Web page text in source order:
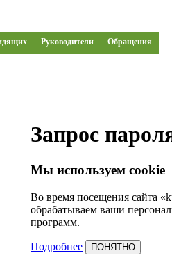
Руководители Обращения
Запрос
Мы используем cookie
Во время посещения сайта
обрабатываем ваши
программ.
Подробнее ПОНЯТНО